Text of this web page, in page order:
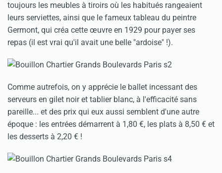
toujours les meubles à tiroirs où les habitués rangeaient
leurs serviettes, ainsi que le fameux tableau du peintre
Germont, qui créa cette œuvre en 1929 pour payer ses
repas (il est vrai qu'il avait une belle "ardoise" !).
Comme autrefois, on y apprécie le ballet incessant des
serveurs en gilet noir et tablier blanc, à l'efficacité sans
pareille... et des prix qui eux aussi semblent d'une autre
époque : les entrées démarrent à 1,80 €, les plats à 8,50 € et
les desserts à 2,20 € !